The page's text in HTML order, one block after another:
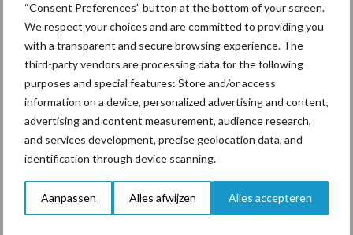
“Consent Preferences” button at the bottom of your screen.
We respect your choices and are committed to providing you
with a transparent and secure browsing experience. The
third-party vendors are processing data for the following
purposes and special features: Store and/or access
information on a device, personalized advertising and content,
advertising and content measurement, audience research,
and services development, precise geolocation data, and
identification through device scanning.
Aanpassen Alles afwijzen Alles accepteren
water. Gijs: “Eventueel kan een schone speenemmer gevuld
worden met water;”
Een kalf kan last krijgen van verteringsdiarree als de biest niet
in de lebmaag komt, maar in de pens. Gijs: “Een nieuwe speen
zorgt voor betere speekselstimulatie waardoor de
slokdarmeffect in werking treedt zodat er geen melk in de
pens terechtkomt. Ook het gebruik van een kleine speen met
een niet te grote opening verkleint de kans op
verteringsdiarree.”
Project biestmanagement